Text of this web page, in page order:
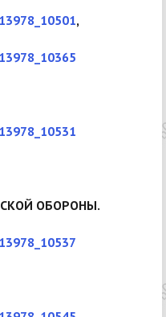
,
ОБОРОНЫ.